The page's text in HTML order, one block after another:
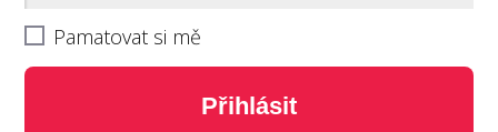
Pamatovat si mě
Přihlásit